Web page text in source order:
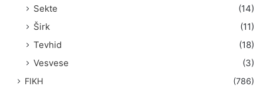
Sekte
(14)
Širk
(11)
Tevhid
(18)
Vesvese
(3)
FIKH (786)